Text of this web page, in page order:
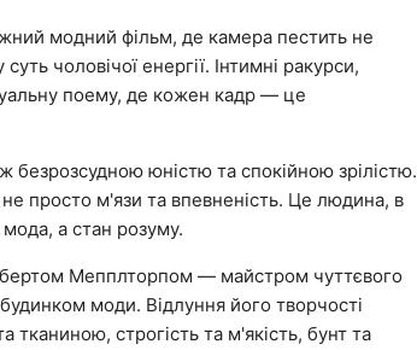
модний фільм, де камера пестить не
чоловічої енергії. Інтимні ракурси,
поему, де кожен кадр — це
юністю та спокійною зрілістю.
просто м'язи та впевненість. Це людина, в
мода, а стан розуму.
Мепплторпом — майстром чуттєвого
моди. Відлуння його творчості
тканиною, строгість та м'якість, бунт та